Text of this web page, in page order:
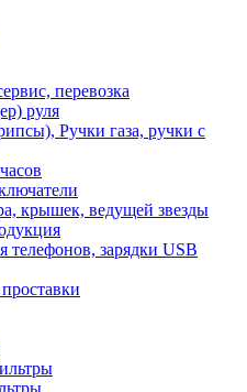
перевозка
руля
Ручки газа, ручки с
крышек, ведущей звезды
телефонов, зарядки USB